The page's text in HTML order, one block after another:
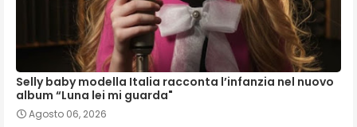
Selly baby modella Italia racconta l’infanzia nel nuovo
album “Luna lei mi guarda"
Agosto 06, 2026